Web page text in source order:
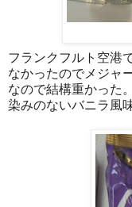
フランクフルト空港
なかったのでメジャ
なので結構重かった
染みのないバニラ風